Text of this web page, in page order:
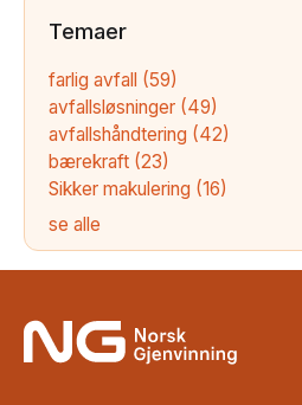
Temaer
farlig avfall (59)
avfallsløsninger (49)
avfallshåndtering (42)
bærekraft (23)
Sikker makulering (16)
se alle